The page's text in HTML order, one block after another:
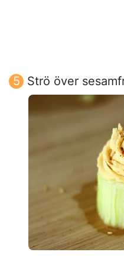
Strö över